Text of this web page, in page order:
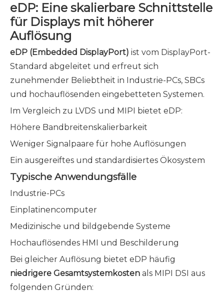
eDP: Eine skalierbare Schnittstelle
für Displays mit höherer
Auflösung
eDP (Embedded DisplayPort) ist vom DisplayPort-
Standard abgeleitet und erfreut sich
zunehmender Beliebtheit in Industrie-PCs, SBCs
und hochauflösenden eingebetteten Systemen.
Im Vergleich zu LVDS und MIPI bietet eDP:
Höhere Bandbreitenskalierbarkeit
Weniger Signalpaare für hohe Auflösungen
Ein ausgereiftes und standardisiertes Ökosystem
Typische Anwendungsfälle
Industrie-PCs
Einplatinencomputer
Medizinische und bildgebende Systeme
Hochauflösendes HMI und Beschilderung
Bei gleicher Auflösung bietet eDP häufig
niedrigere Gesamtsystemkosten als MIPI DSI aus
folgenden Gründen: